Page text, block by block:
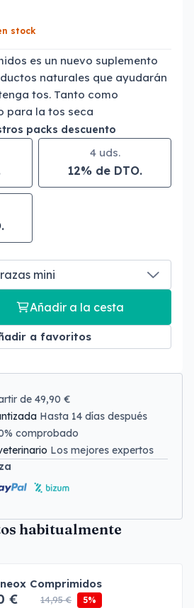
stock
es un nuevo suplemento
naturales que ayudarán
tos. Tanto como
para la tos seca
packs descuento
4 uds.
12% de DTO.
Añadir a la cesta
a favoritos
de 49,90 €
Hasta 14 días después
comprobado
Los mejores expertos
habitualmente
Comprimidos
€ 14,95 € 5%